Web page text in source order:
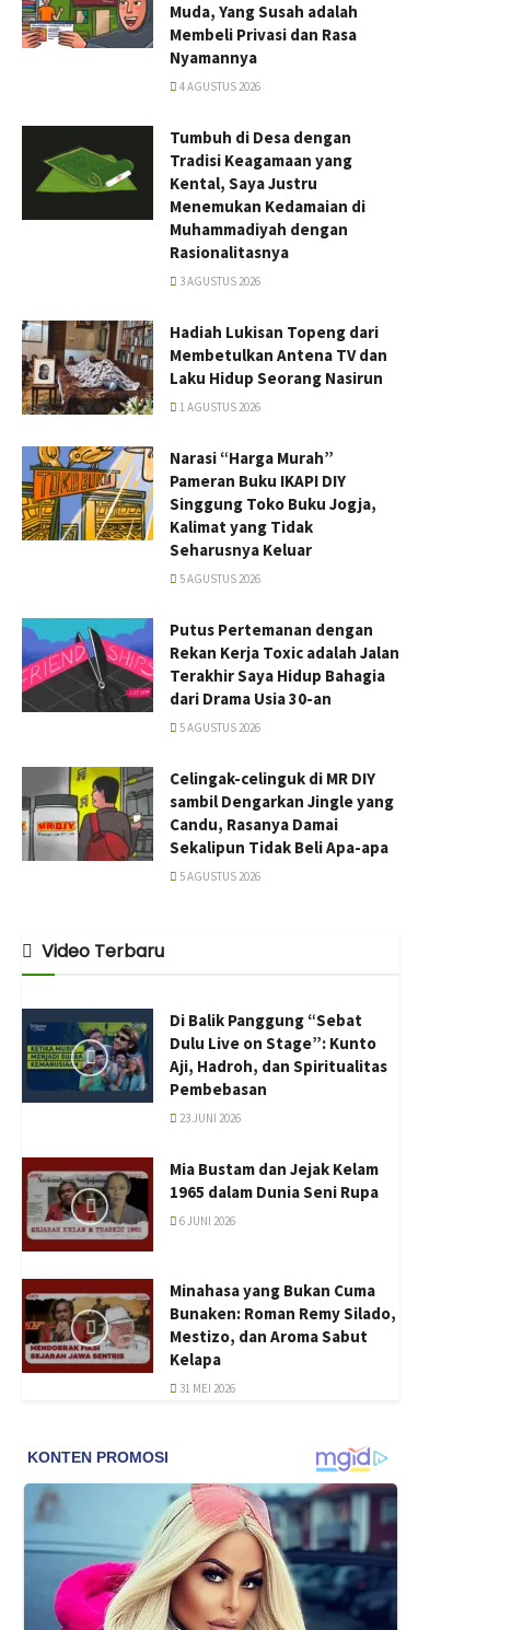
Muda, Yang Susah adalah
Membeli Privasi dan Rasa
Nyamannya
4 AGUSTUS 2026
Tumbuh di Desa dengan
Tradisi Keagamaan yang
Kental, Saya Justru
Menemukan Kedamaian di
Muhammadiyah dengan
Rasionalitasnya
3 AGUSTUS 2026
Hadiah Lukisan Topeng dari
Membetulkan Antena TV dan
Laku Hidup Seorang Nasirun
1 AGUSTUS 2026
Narasi “Harga Murah”
Pameran Buku IKAPI DIY
Singgung Toko Buku Jogja,
Kalimat yang Tidak
Seharusnya Keluar
5 AGUSTUS 2026
Putus Pertemanan dengan
Rekan Kerja Toxic adalah Jalan
Terakhir Saya Hidup Bahagia
dari Drama Usia 30-an
5 AGUSTUS 2026
Celingak-celinguk di MR DIY
sambil Dengarkan Jingle yang
Candu, Rasanya Damai
Sekalipun Tidak Beli Apa-apa
5 AGUSTUS 2026
Video Terbaru
Di Balik Panggung “Sebat
Dulu Live on Stage”: Kunto
Aji, Hadroh, dan Spiritualitas
Pembebasan
23 JUNI 2026
Mia Bustam dan Jejak Kelam
1965 dalam Dunia Seni Rupa
6 JUNI 2026
Minahasa yang Bukan Cuma
Bunaken: Roman Remy Silado,
Mestizo, dan Aroma Sabut
Kelapa
31 MEI 2026